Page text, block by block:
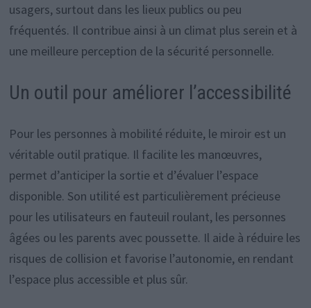
usagers, surtout dans les lieux publics ou peu
fréquentés. Il contribue ainsi à un climat plus serein et à
une meilleure perception de la sécurité personnelle.
Un outil pour améliorer l’accessibilité
Pour les personnes à mobilité réduite, le miroir est un
véritable outil pratique. Il facilite les manœuvres,
permet d’anticiper la sortie et d’évaluer l’espace
disponible. Son utilité est particulièrement précieuse
pour les utilisateurs en fauteuil roulant, les personnes
âgées ou les parents avec poussette. Il aide à réduire les
risques de collision et favorise l’autonomie, en rendant
l’espace plus accessible et plus sûr.